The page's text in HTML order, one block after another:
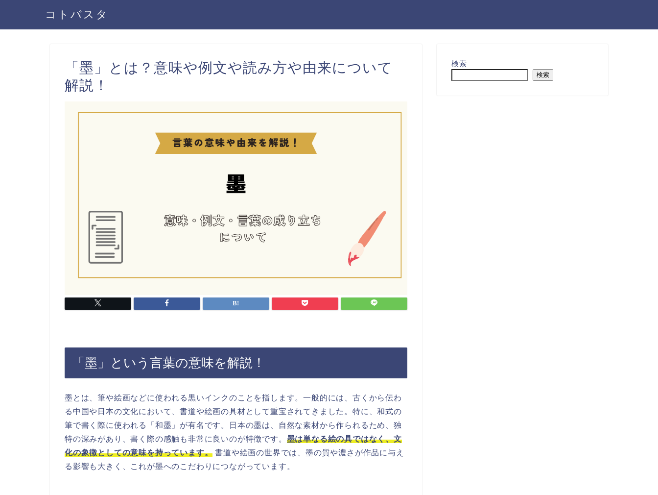
コトバスタ
「墨」とは？意味や例文や読み方や由来について
解説！
「墨」という言葉の意味を解説！
墨とは、筆や絵画などに使われる黒いインクのことを指します。一般的には、古くから伝わ
る中国や日本の文化において、書道や絵画の具材として重宝されてきました。特に、和式の
筆で書く際に使われる「和墨」が有名です。日本の墨は、自然な素材から作られるため、独
特の深みがあり、書く際の感触も非常に良いのが特徴です。 墨は単なる絵の具ではなく、文
化の象徴としての意味を持っています。 書道や絵画の世界では、墨の質や濃さが作品に与え
る影響も大きく、これが墨へのこだわりにつながっています。
検索
検索